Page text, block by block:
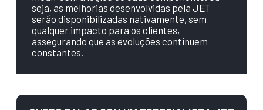
seja, as melhorias desenvolvidas pela JET
serão disponibilizadas nativamente, sem
qualquer impacto para os clientes,
assegurando que as evoluções continuem
constantes.